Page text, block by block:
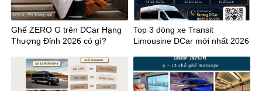
Ghế ZERO G trên DCar Hạng
Thượng Đỉnh 2026 có gì?
Top 3 dòng xe Transit
Limousine DCar mới nhất 2026